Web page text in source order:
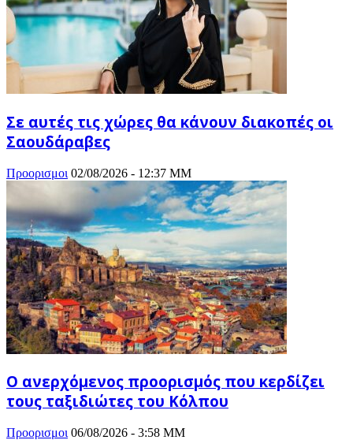
Σε αυτές τις χώρες θα κάνουν διακοπές οι
Σαουδάραβες
Προορισμοι 02/08/2026 - 12:37 ΜΜ
Ο ανερχόμενος προορισμός που κερδίζει
τους ταξιδιώτες του Κόλπου
Προορισμοι 06/08/2026 - 3:58 ΜΜ